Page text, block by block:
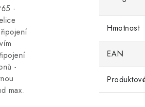
-
-
max.
Hmotnost
EAN